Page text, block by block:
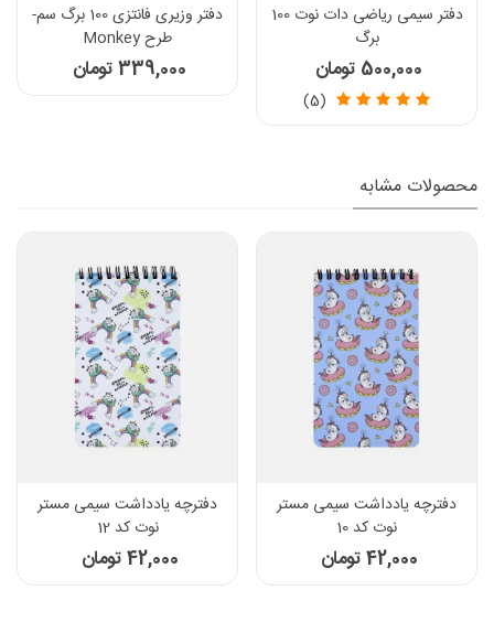
دفتر سیمی ریاضی دات نوت 100
برگ
500,000 تومان
(5)
دفتر وزیری فانتزی 100 برگ سم-
طرح Monkey
339,000 تومان
محصولات مشابه
دفترچه یادداشت سیمی مستر
نوت کد 10
42,000 تومان
دفترچه یادداشت سیمی مستر
نوت کد 12
42,000 تومان